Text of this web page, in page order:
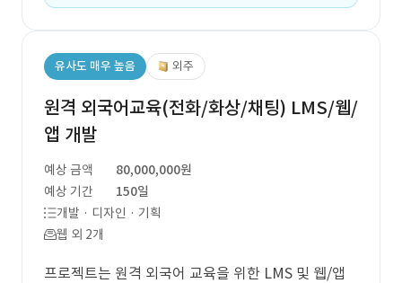
유사도 매우 높음 외주
원격 외국어교육(전화/화상/채팅) LMS/웹/
앱 개발
예상 금액
80,000,000원
예상 기간
150일
개발 · 디자인 · 기획
웹 외 2개
프로젝트는 원격 외국어 교육을 위한 LMS 및 웹/앱